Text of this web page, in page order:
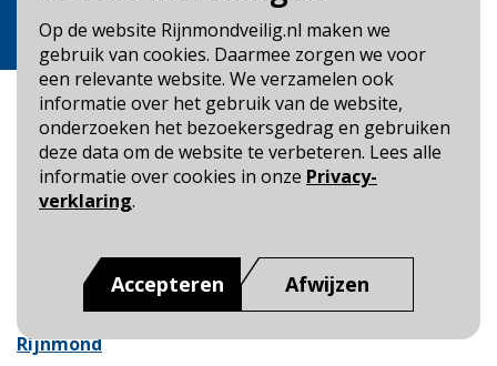
Op de website Rijnmondveilig.nl maken we
gebruik van cookies. Daarmee zorgen we voor
een relevante website. We verzamelen ook
informatie over het gebruik van de website,
onderzoeken het bezoekersgedrag en gebruiken
deze data om de website te verbeteren. Lees alle
informatie over cookies in onze Privacy-
verklaring.
Accepteren Afwijzen
Veilig Leven?
Bel 0900-8387
Blijf op de hoogte
Toegankelijkheid
Dit is een website van:Veiligheidsregio Rotterdam-
Rijnmond